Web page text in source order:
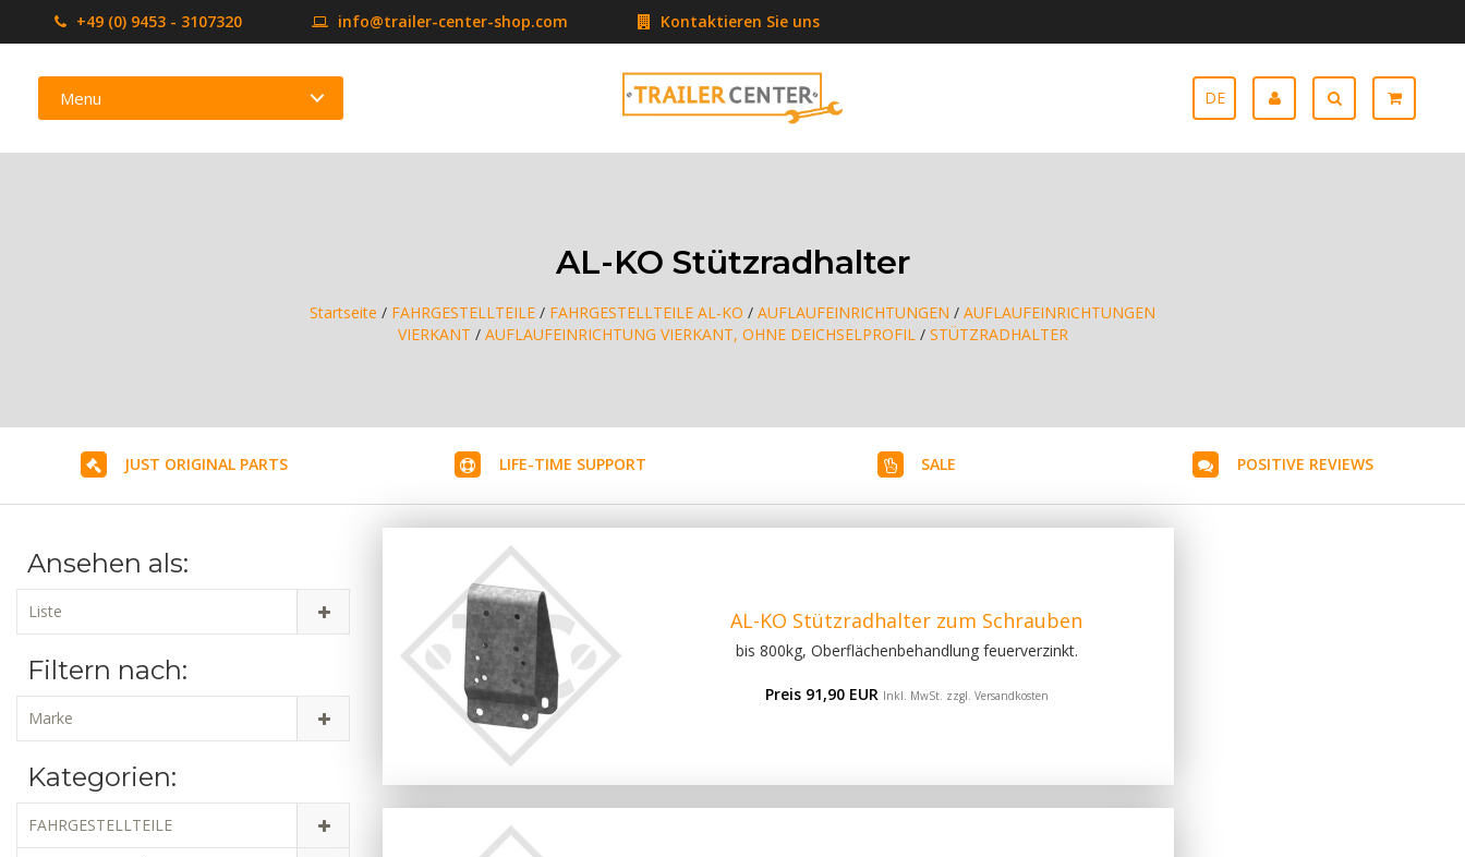
+49 (0) 9453 - 3107320 info@trailer-center-shop.com Kontaktieren Sie uns
Menu DE
AL-KO Stützradhalter
Startseite / FAHRGESTELLTEILE / FAHRGESTELLTEILE AL-KO / AUFLAUFEINRICHTUNGEN / AUFLAUFEINRICHTUNGEN
VIERKANT / AUFLAUFEINRICHTUNG VIERKANT, OHNE DEICHSELPROFIL / STÜTZRADHALTER
JUST ORIGINAL PARTS LIFE-TIME SUPPORT SALE POSITIVE REVIEWS
Ansehen als:
Liste
Filtern nach:
Marke
Kategorien:
FAHRGESTELLTEILE
AL-KO Stützradhalter zum Schrauben
bis 800kg, Oberflächenbehandlung feuerverzinkt.
Preis 91,90 EUR Inkl. MwSt. zzgl. Versandkosten